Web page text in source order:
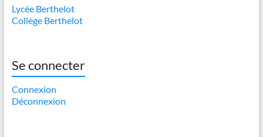
Lycée Berthelot
Collège Berthelot
Se connecter
Connexion
Déconnexion